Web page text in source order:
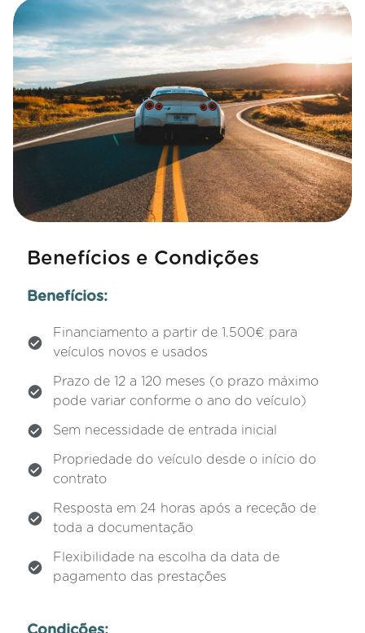
Benefícios e Condições
Benefícios:
Financiamento a partir de 1.500€ para
veículos novos e usados
Prazo de 12 a 120 meses (o prazo máximo
pode variar conforme o ano do veículo)
Sem necessidade de entrada inicial
Propriedade do veículo desde o início do
contrato
Resposta em 24 horas após a receção de
toda a documentação
Flexibilidade na escolha da data de
pagamento das prestações